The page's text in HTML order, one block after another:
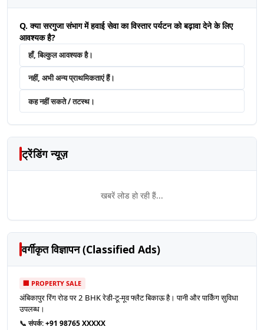
Q. क्या सरगुजा संभाग में हवाई सेवा का विस्तार पर्यटन को बढ़ावा देने के लिए
आवश्यक है?
हाँ, बिल्कुल आवश्यक है।
नहीं, अभी अन्य प्राथमिकताएं हैं।
कह नहीं सकते / तटस्थ।
ट्रेंडिंग न्यूज़
खबरें लोड हो रही हैं...
वर्गीकृत विज्ञापन (Classified Ads)
🏢 PROPERTY SALE
अंबिकापुर रिंग रोड पर 2 BHK रेडी-टू-मूव फ्लैट बिकाऊ है। पानी और पार्किंग सुविधा
उपलब्ध।
📞 संपर्क:+91 98765 XXXXX